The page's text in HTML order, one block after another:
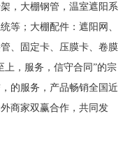
，大棚钢管，温室遮阳系
等；大棚配件：遮阳网、
、固定卡、压膜卡、卷膜
上，服务，信守合同”的宗
的服务，产品畅销全国近
商家双赢合作，共同发